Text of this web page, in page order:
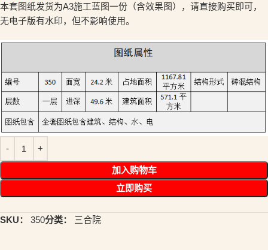
本套图纸发货为A3施工蓝图一份（含效果图），请直接购买即可，
无电子版有水印，但不影响使用。
加入购物车
立即购买
SKU： 350分类： 三合院